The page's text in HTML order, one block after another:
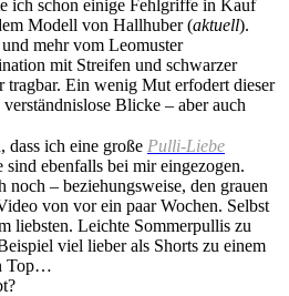
ich schon einige Fehlgriffe in Kauf
Modell von Hallhuber (aktuell).
mehr vom Leomuster
mit Streifen und schwarzer
tragbar. Ein wenig Mut erfodert dieser
Blicke – aber auch
dass ich eine große Pulli-Liebe
ebenfalls bei mir eingezogen.
– beziehungsweise, den grauen
von vor ein paar Wochen. Selbst
liebsten. Leichte Sommerpullis zu
viel lieber als Shorts zu einem
Top…